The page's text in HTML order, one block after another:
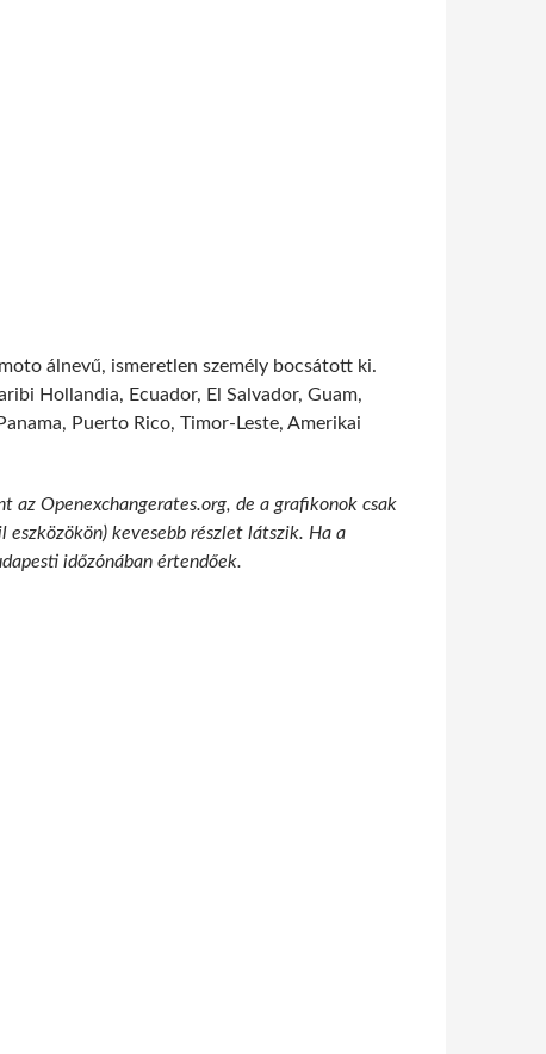
álnevű, ismeretlen személy bocsátott ki.
Hollandia, Ecuador, El Salvador, Guam,
Puerto Rico, Timor-Leste, Amerikai
az Openexchangerates.org, de a grafikonok csak
kevesebb részlet látszik. Ha a
időzónában értendőek.